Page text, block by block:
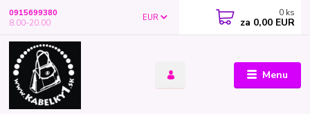
Menu
EUR
0915699380
8.00-20.00
0 ks
za 0,00 EUR